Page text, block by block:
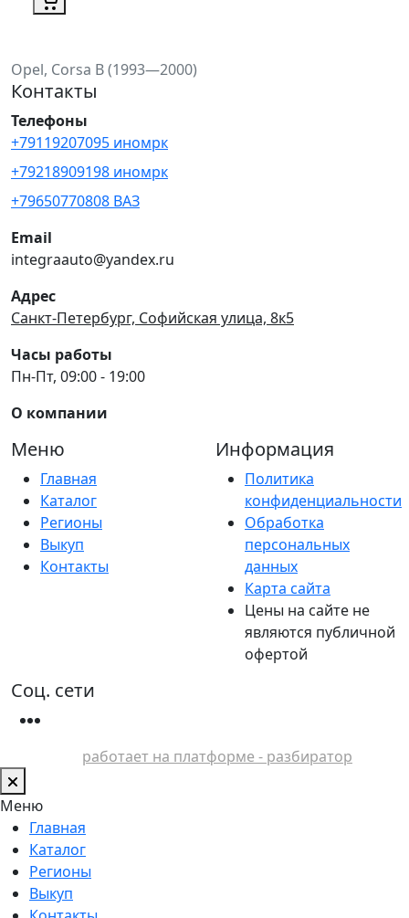
Opel, Corsa B (1993—2000)
Контакты
Телефоны
+79119207095 иномрк
+79218909198 иномрк
+79650770808 ВАЗ
Email
integraauto@yandex.ru
Адрес
Санкт-Петербург, Софийская улица, 8к5
Часы работы
Пн-Пт, 09:00 - 19:00
О компании
Меню
Главная
Каталог
Регионы
Выкуп
Контакты
Информация
Политика
конфиденциальности
Обработка
персональных
данных
Карта сайта
Цены на сайте не
являются публичной
офертой
Соц. сети
работает на платформе - разбиратор
Меню
Главная
Каталог
Регионы
Выкуп